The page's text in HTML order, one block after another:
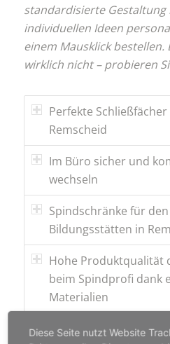
standardisierte Gestaltung
individuellen Ideen
einem Mausklick bestellen.
wirklich nicht – probieren
Perfekte
Remscheid
Im Büro sicher und
wechseln
Spindschränke für
Bildungsstätten in
Hohe Produktqualität
beim Spindprofi dank
Materialien
Niedrige Preise,
Diese Seite nutzt Website